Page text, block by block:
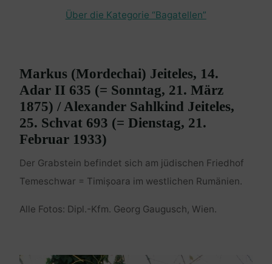
Über die Kategorie “Bagatellen”
Markus (Mordechai) Jeiteles, 14.
Adar II 635 (= Sonntag, 21. März
1875) / Alexander Sahlkind Jeiteles,
25. Schvat 693 (= Dienstag, 21.
Februar 1933)
Der Grabstein befindet sich am jüdischen Friedhof
Temeschwar = Timișoara im westlichen Rumänien.
Alle Fotos: Dipl.-Kfm. Georg Gaugusch, Wien.